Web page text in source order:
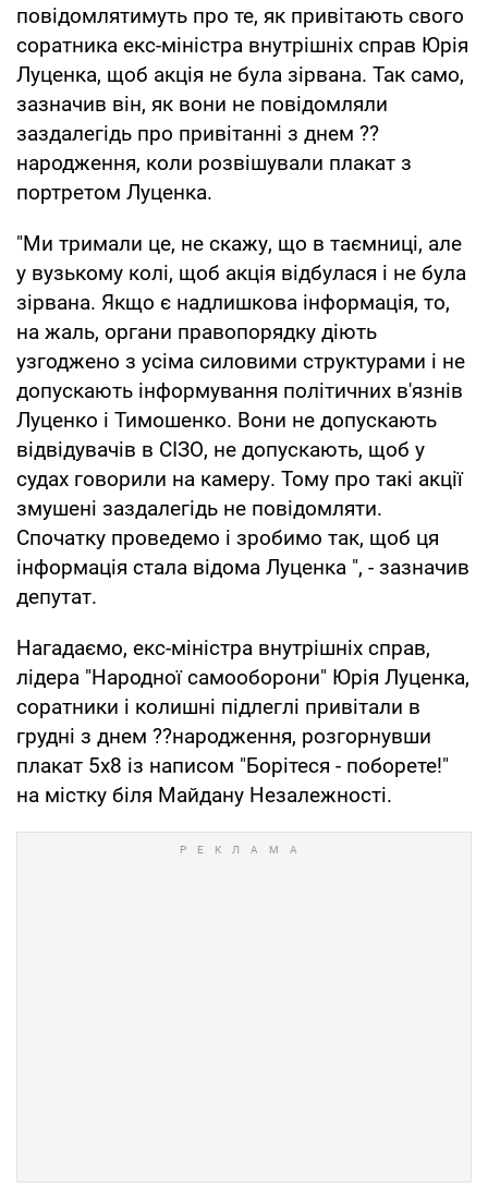
повідомлятимуть про те, як привітають свого
соратника екс-міністра внутрішніх справ Юрія
Луценка, щоб акція не була зірвана. Так само,
зазначив він, як вони не повідомляли
заздалегідь про привітанні з днем ??
народження, коли розвішували плакат з
портретом Луценка.
"Ми тримали це, не скажу, що в таємниці, але
у вузькому колі, щоб акція відбулася і не була
зірвана. Якщо є надлишкова інформація, то,
на жаль, органи правопорядку діють
узгоджено з усіма силовими структурами і не
допускають інформування політичних в'язнів
Луценко і Тимошенко. Вони не допускають
відвідувачів в СІЗО, не допускають, щоб у
судах говорили на камеру. Тому про такі акції
змушені заздалегідь не повідомляти.
Спочатку проведемо і зробимо так, щоб ця
інформація стала відома Луценка ", - зазначив
депутат.
Нагадаємо, екс-міністра внутрішніх справ,
лідера "Народної самооборони" Юрія Луценка,
соратники і колишні підлеглі привітали в
грудні з днем ??народження, розгорнувши
плакат 5x8 із написом "Борітеся - поборете!"
на містку біля Майдану Незалежності.